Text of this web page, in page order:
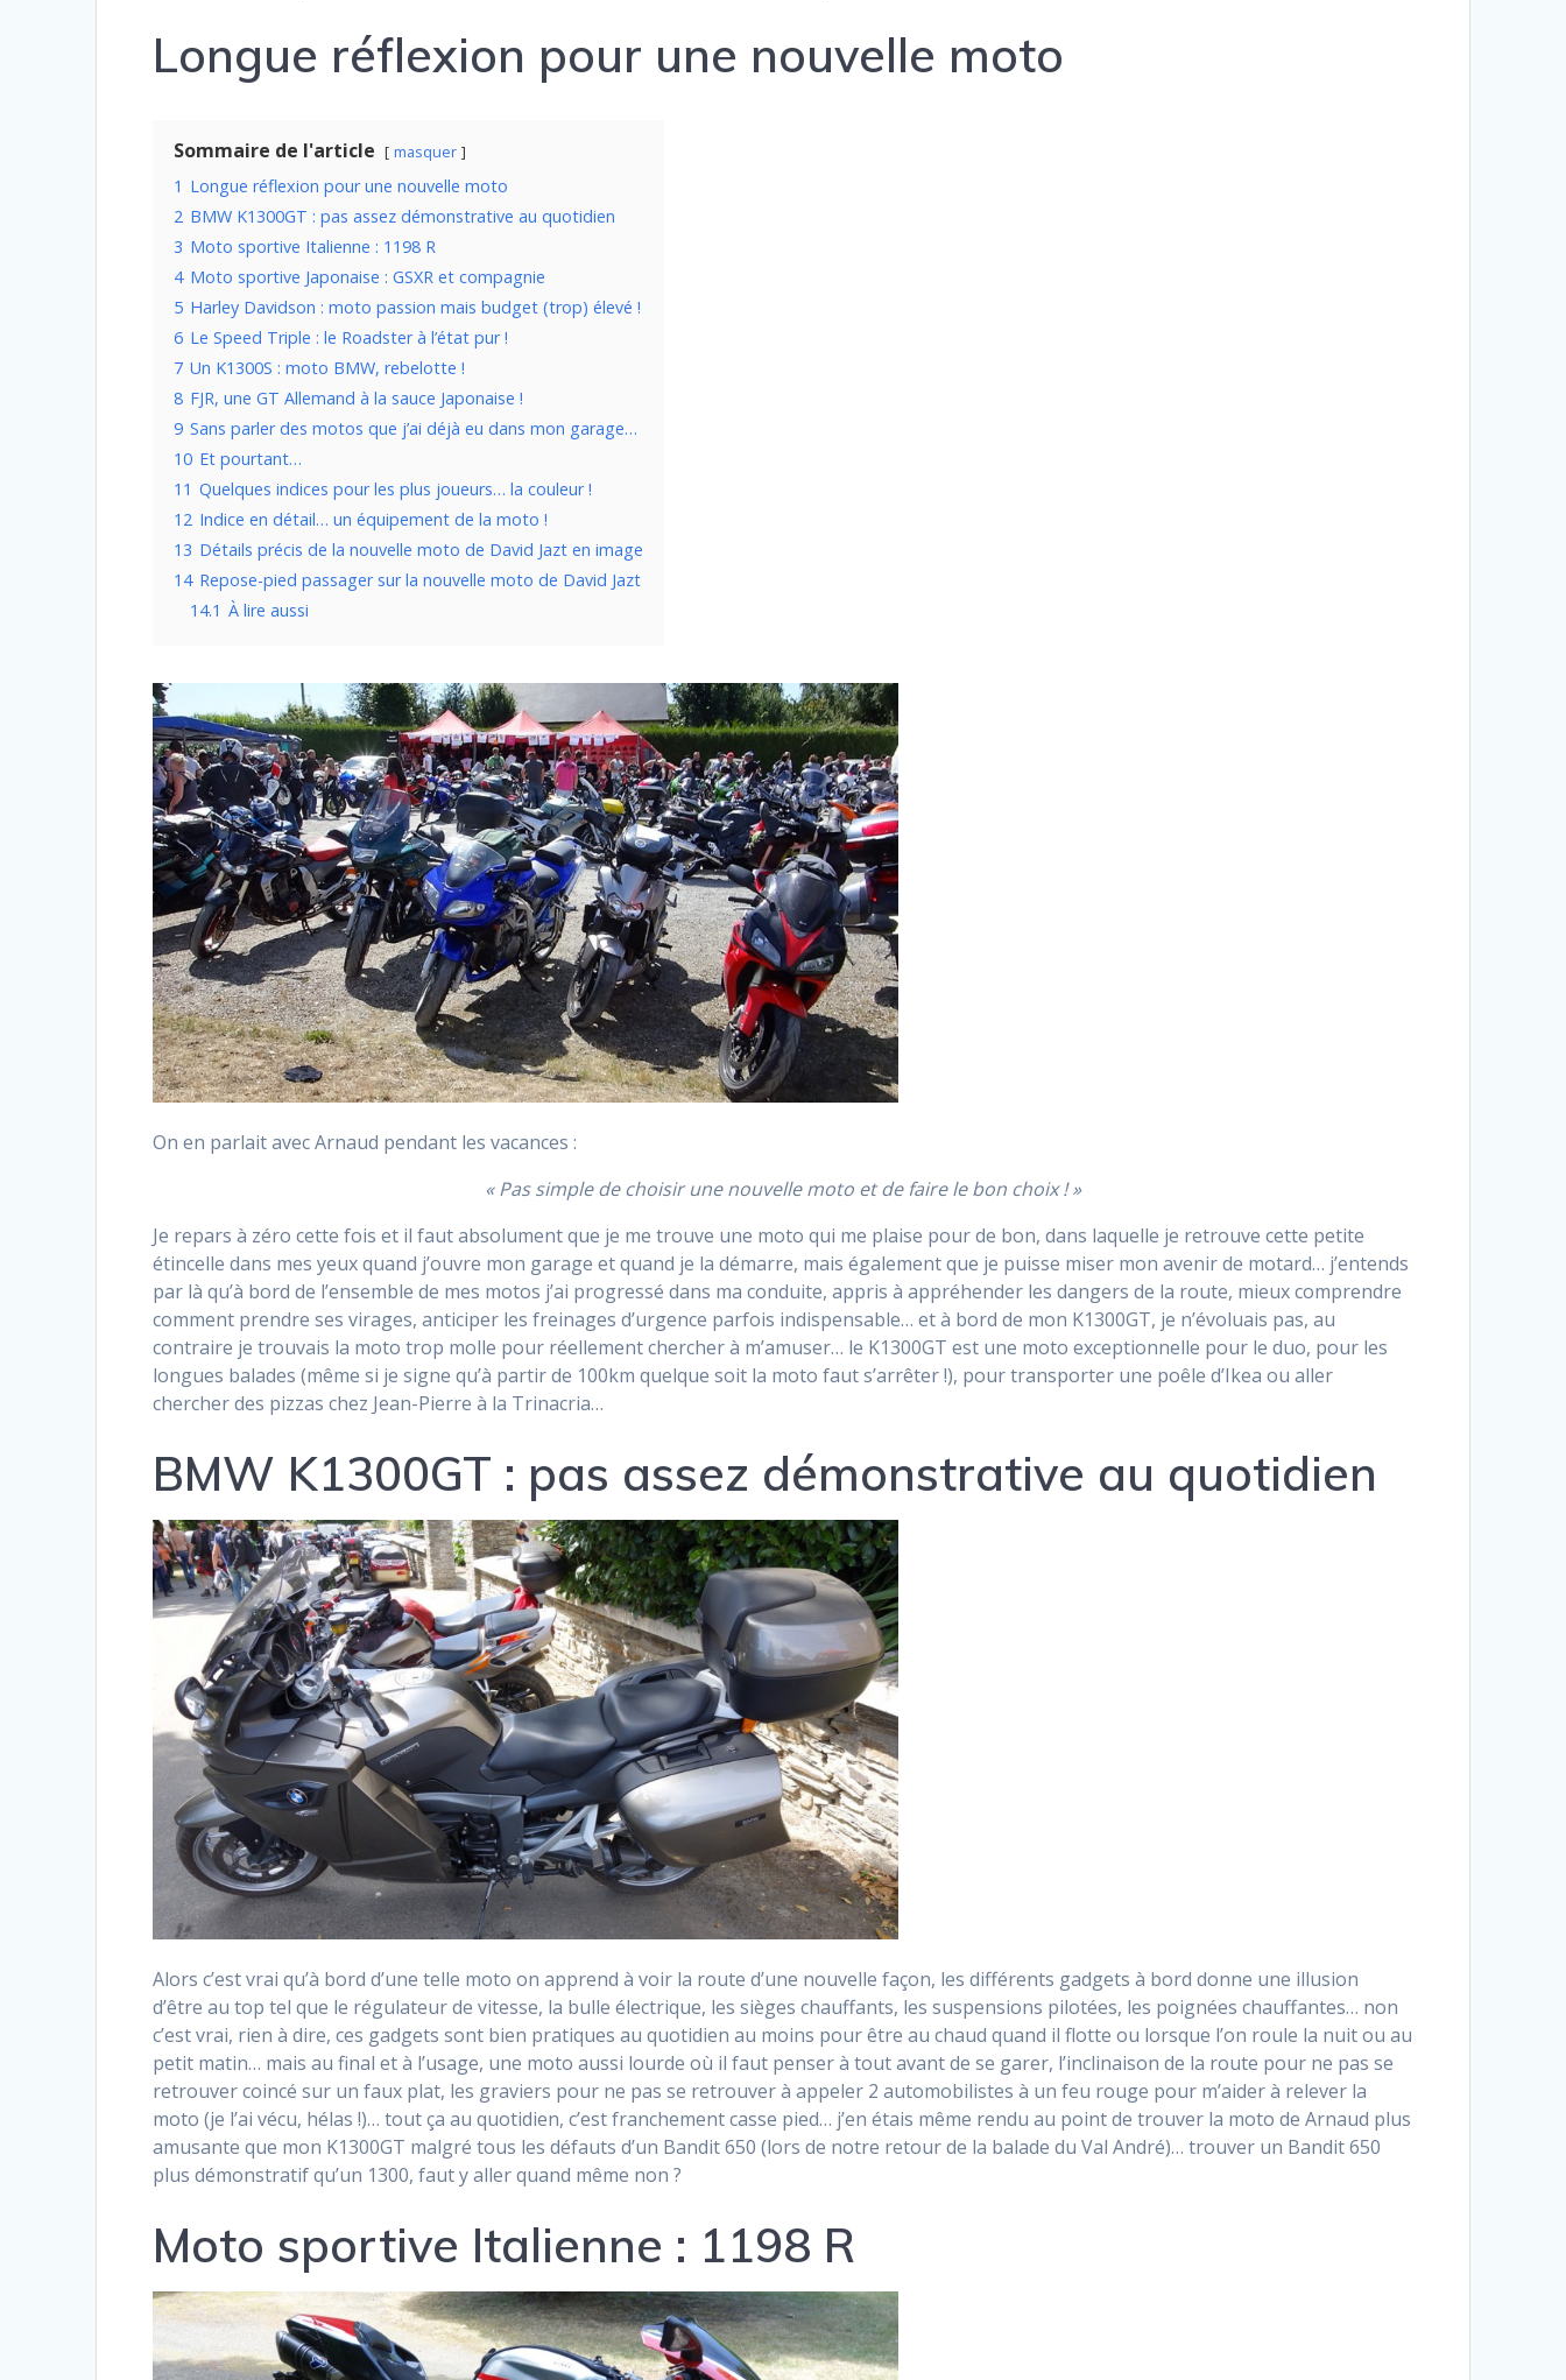
Longue réflexion pour une nouvelle moto
Sommaire de l'article masquer
1 Longue réflexion pour une nouvelle moto
2 BMW K1300GT : pas assez démonstrative au quotidien
3 Moto sportive Italienne : 1198 R
4 Moto sportive Japonaise : GSXR et compagnie
5 Harley Davidson : moto passion mais budget (trop) élevé !
6 Le Speed Triple : le Roadster à l’état pur !
7 Un K1300S : moto BMW, rebelotte !
8 FJR, une GT Allemand à la sauce Japonaise !
9 Sans parler des motos que j’ai déjà eu dans mon garage…
10 Et pourtant…
11 Quelques indices pour les plus joueurs… la couleur !
12 Indice en détail… un équipement de la moto !
13 Détails précis de la nouvelle moto de David Jazt en image
14 Repose-pied passager sur la nouvelle moto de David Jazt
14.1 À lire aussi
On en parlait avec Arnaud pendant les vacances :
« Pas simple de choisir une nouvelle moto et de faire le bon choix ! »
Je repars à zéro cette fois et il faut absolument que je me trouve une moto qui me plaise pour de bon, dans laquelle je retrouve cette petite
étincelle dans mes yeux quand j’ouvre mon garage et quand je la démarre, mais également que je puisse miser mon avenir de motard… j’entends
par là qu’à bord de l’ensemble de mes motos j’ai progressé dans ma conduite, appris à appréhender les dangers de la route, mieux comprendre
comment prendre ses virages, anticiper les freinages d’urgence parfois indispensable… et à bord de mon K1300GT, je n’évoluais pas, au
contraire je trouvais la moto trop molle pour réellement chercher à m’amuser… le K1300GT est une moto exceptionnelle pour le duo, pour les
longues balades (même si je signe qu’à partir de 100km quelque soit la moto faut s’arrêter !), pour transporter une poêle d’Ikea ou aller
chercher des pizzas chez Jean-Pierre à la Trinacria…
BMW K1300GT : pas assez démonstrative au quotidien
Alors c’est vrai qu’à bord d’une telle moto on apprend à voir la route d’une nouvelle façon, les différents gadgets à bord donne une illusion
d’être au top tel que le régulateur de vitesse, la bulle électrique, les sièges chauffants, les suspensions pilotées, les poignées chauffantes… non
c’est vrai, rien à dire, ces gadgets sont bien pratiques au quotidien au moins pour être au chaud quand il flotte ou lorsque l’on roule la nuit ou au
petit matin… mais au final et à l’usage, une moto aussi lourde où il faut penser à tout avant de se garer, l’inclinaison de la route pour ne pas se
retrouver coincé sur un faux plat, les graviers pour ne pas se retrouver à appeler 2 automobilistes à un feu rouge pour m’aider à relever la
moto (je l’ai vécu, hélas !)… tout ça au quotidien, c’est franchement casse pied… j’en étais même rendu au point de trouver la moto de Arnaud plus
amusante que mon K1300GT malgré tous les défauts d’un Bandit 650 (lors de notre retour de la balade du Val André)… trouver un Bandit 650
plus démonstratif qu’un 1300, faut y aller quand même non ?
Moto sportive Italienne : 1198 R